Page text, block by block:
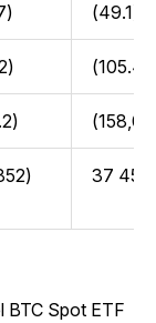
(49.1)
(105.4)
(158,0)
37 455
BTC Spot ETF